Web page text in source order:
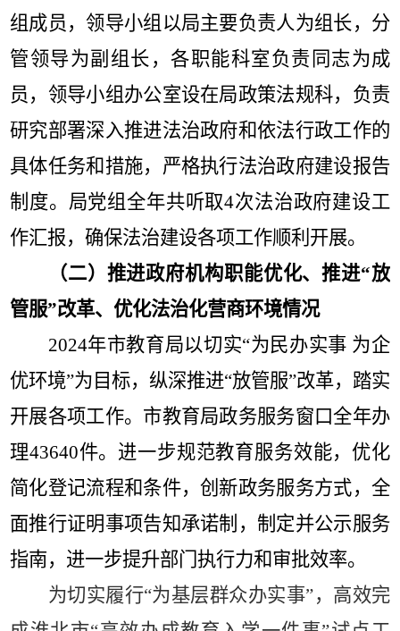
组成员，领导小组以局主要负责人为组长，分
管领导为副组长，各职能科室负责同志为成
员，领导小组办公室设在局政策法规科，负责
研究部署深入推进法治政府和依法行政工作的
具体任务和措施，严格执行法治政府建设报告
制度。局党组全年共听取4次法治政府建设工
作汇报，确保法治建设各项工作顺利开展。
（二）推进政府机构职能优化、推进“放
管服”改革、优化法治化营商环境情况
2024年市教育局以切实“为民办实事 为企
优环境”为目标，纵深推进“放管服”改革，踏实
开展各项工作。市教育局政务服务窗口全年办
理43640件。进一步规范教育服务效能，优化
简化登记流程和条件，创新政务服务方式，全
面推行证明事项告知承诺制，制定并公示服务
指南，进一步提升部门执行力和审批效率。
为切实履行“为基层群众办实事”，高效完